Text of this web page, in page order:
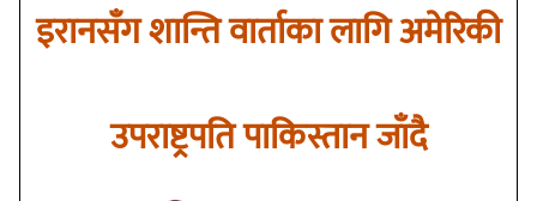
इरानसँग शान्ति वार्ताका लागि अमेरिकी
उपराष्ट्रपति पाकिस्तान जाँदै